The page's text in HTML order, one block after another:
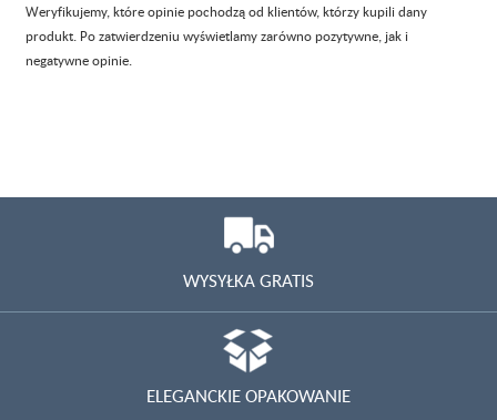
Weryfikujemy, które opinie pochodzą od klientów, którzy kupili dany
produkt. Po zatwierdzeniu wyświetlamy zarówno pozytywne, jak i
negatywne opinie.
WYSYŁKA GRATIS
ELEGANCKIE OPAKOWANIE